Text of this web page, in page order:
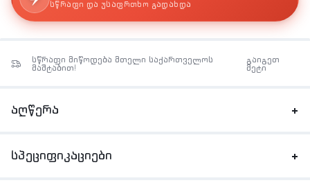
სწრაფი და უსაფრთხო გადახდა
სწრაფი მიწოდება მთელი საქართველოს
მაშტაბით!
გაიგეთ
მეტი
აღწერა
სპეციფიკაციები